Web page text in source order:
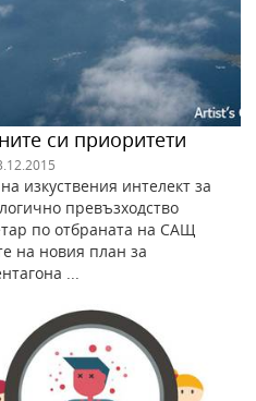
си приоритети
изкуствения интелект за
превъзходство
по отбраната на САЩ
на новия план за
...